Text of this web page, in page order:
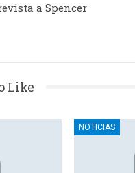
a Spencer
Like
NOTICIAS